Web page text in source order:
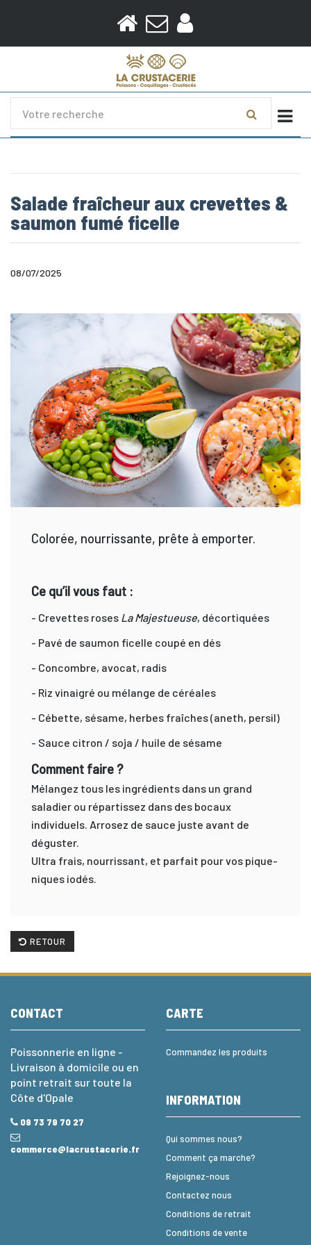
Salade fraîcheur aux crevettes &
saumon fumé ficelle
08/07/2025
Colorée, nourrissante, prête à emporter.
Ce qu’il vous faut :
- Crevettes roses La Majestueuse, décortiquées
- Pavé de saumon ficelle coupé en dés
- Concombre, avocat, radis
- Riz vinaigré ou mélange de céréales
- Cébette, sésame, herbes fraîches (aneth, persil)
- Sauce citron / soja / huile de sésame
Comment faire ?
Mélangez tous les ingrédients dans un grand
saladier ou répartissez dans des bocaux
individuels. Arrosez de sauce juste avant de
déguster.
Ultra frais, nourrissant, et parfait pour vos pique-
niques iodés.
RETOUR
CONTACT
Poissonnerie en ligne -
Livraison à domicile ou en
point retrait sur toute la
Côte d'Opale
09 73 79 70 27
commerce@lacrustacerie.fr
CARTE
Commandez les produits
INFORMATION
Qui sommes nous?
Comment ça marche?
Rejoignez-nous
Contactez nous
Conditions de retrait
Conditions de vente